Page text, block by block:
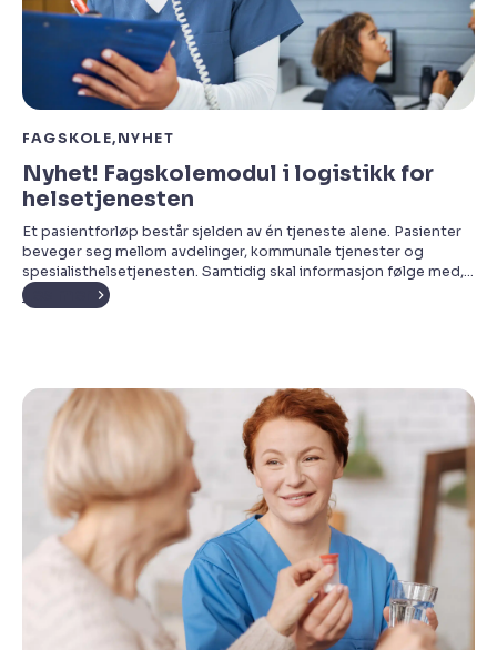
FAGSKOLE NYHET
Nyhet! Fagskolemodul i logistikk for
helsetjenesten
Et pasientforløp består sjelden av én tjeneste alene. Pasienter
beveger seg mellom avdelinger, kommunale tjenester og
spesialisthelsetjenesten. Samtidig skal informasjon følge med,
oppgaver koordineres og ressursene brukes på riktig sted til
riktig tid. Når dette ikke fungerer, merkes det raskt i
Les mer